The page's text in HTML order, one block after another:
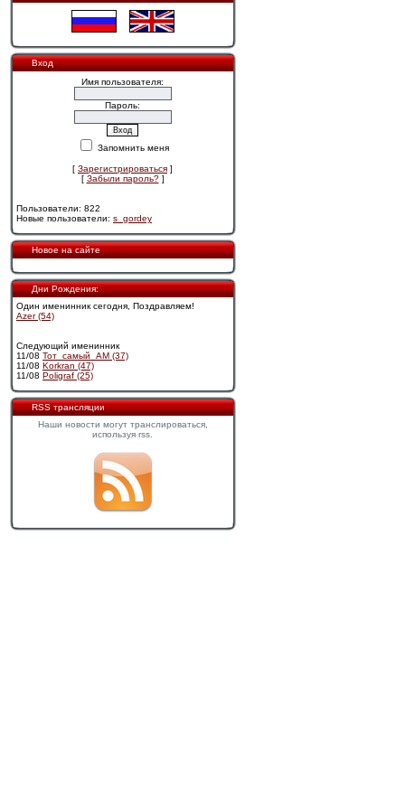
Вход
Имя пользователя:
Пароль:
Запомнить меня
[ Зарегистрироваться ]
[ Забыли пароль?]
Пользователи: 822
Новые пользователи: s_gordey
Новое на сайте
Дни Рождения:
Один именинник сегодня, Поздравляем!
Azer (54)
Следующий именинник
11/08 Тот_самый_АМ (37)
11/08 Korkran (47)
11/08 Poligraf (25)
RSS трансляции
Наши новости могут транслироваться,
используя rss.